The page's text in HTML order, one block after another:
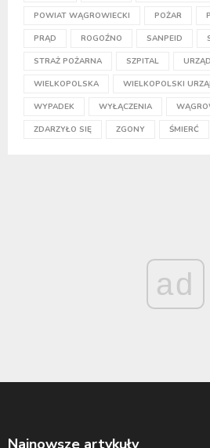
POWIAT WĄGROWIECKI POŻAR
PRĄD ROGOŹNO SANPEID
STRAŻ POŻARNA SZPITAL
WIELKOPOLSKA WIELKOPOLSKI
WYPADEK WYŁĄCZENIA
ZDARZYŁO SIĘ ZGONY ŚMIERĆ
ad